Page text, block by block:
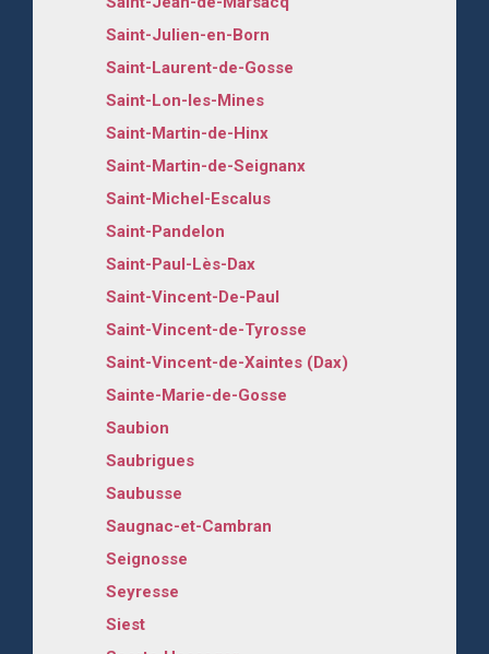
Saint-Julien-en-Born
Saint-Laurent-de-Gosse
Saint-Lon-les-Mines
Saint-Martin-de-Hinx
Saint-Martin-de-Seignanx
Saint-Michel-Escalus
Saint-Pandelon
Saint-Paul-Lès-Dax
Saint-Vincent-De-Paul
Saint-Vincent-de-Tyrosse
Saint-Vincent-de-Xaintes (Dax)
Sainte-Marie-de-Gosse
Saubion
Saubrigues
Saubusse
Saugnac-et-Cambran
Seignosse
Seyresse
Siest